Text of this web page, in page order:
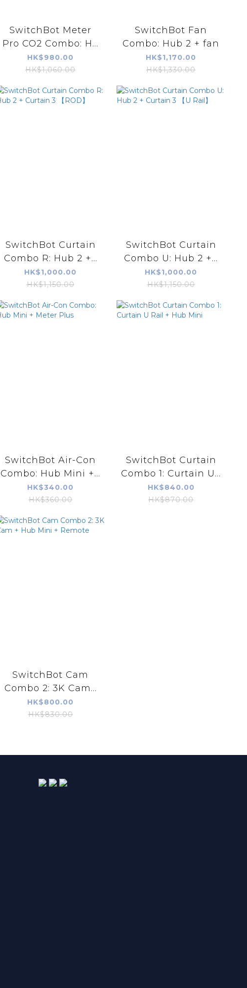
SwitchBot Meter
Pro CO2 Combo: H...
HK$980.00
HK$1,060.00
SwitchBot Fan
Combo: Hub 2 + fan
HK$1,170.00
HK$1,330.00
SwitchBot Curtain
Combo R: Hub 2 +...
HK$1,000.00
HK$1,150.00
SwitchBot Curtain
Combo U: Hub 2 +...
HK$1,000.00
HK$1,150.00
SwitchBot Air-Con
Combo: Hub Mini +...
HK$340.00
HK$360.00
SwitchBot Curtain
Combo 1: Curtain U...
HK$840.00
HK$870.00
SwitchBot Cam
Combo 2: 3K Cam...
HK$800.00
HK$830.00